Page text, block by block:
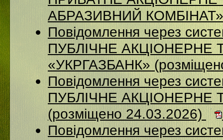
АБРАЗИВНИЙ КОМБІНАТ»
Повідомлення через
ПУБЛІЧНЕ
«УКРГАЗБАНК»
Повідомлення через
ПУБЛІЧНЕ
(розміщено 24.03.2026)
Повідомлення через